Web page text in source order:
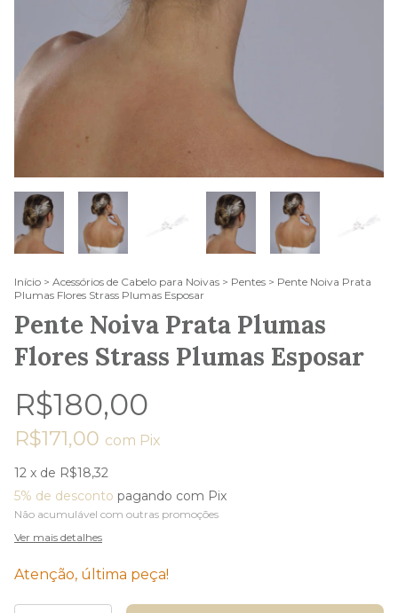
Início > Acessórios de Cabelo para Noivas > Pentes > Pente Noiva Prata
Plumas Flores Strass Plumas Esposar
Pente Noiva Prata Plumas
Flores Strass Plumas Esposar
R$180,00
R$171,00 com Pix
12 x de R$18,32
5% de desconto pagando com Pix
Não acumulável com outras promoções
Ver mais detalhes
Atenção, última peça!